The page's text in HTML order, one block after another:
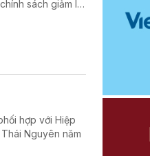
sách giảm lãi
hợp với Hiệp
Nguyên năm